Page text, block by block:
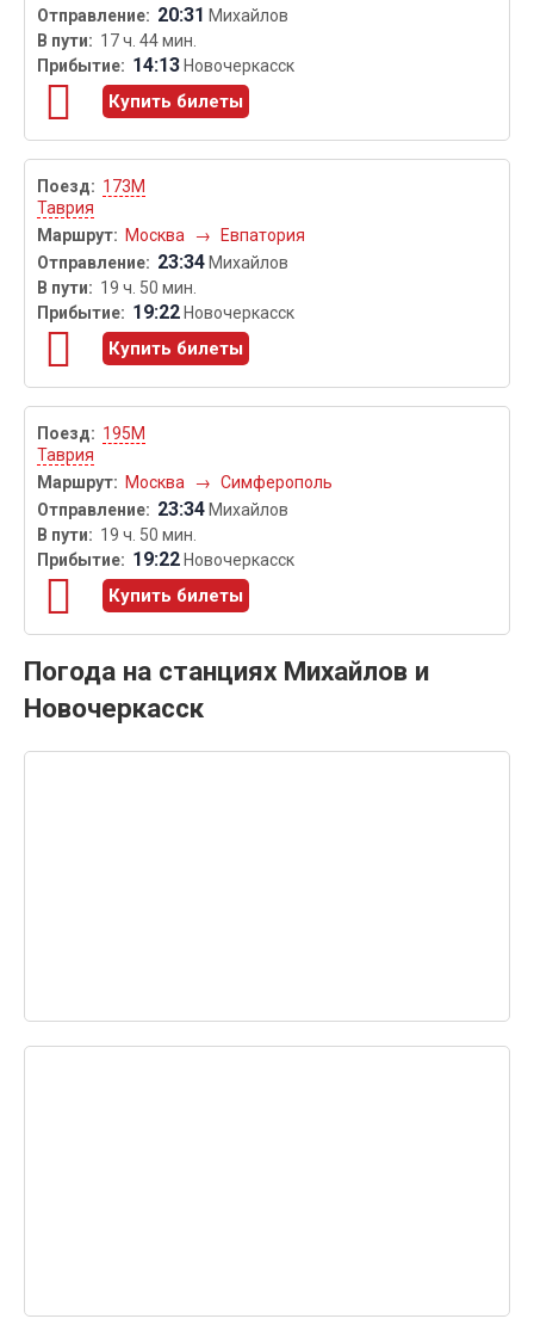
20:31 Михайлов
17 ч. 44 мин.
14:13 Новочеркасск
Купить билеты
173М
Таврия
Москва
→ Евпатория
23:34 Михайлов
19 ч. 50 мин.
19:22 Новочеркасск
Купить билеты
195М
Таврия
Москва
→ Симферополь
23:34 Михайлов
19 ч. 50 мин.
19:22 Новочеркасск
Купить билеты
Погода на станциях Михайлов и
Новочеркасск